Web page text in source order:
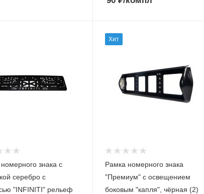
знака с
серебро с
"INFINITI" рельеф
Хит
Рамка номерного знака
"Премиум" с освещением
боковым "капля", чёрная (2)